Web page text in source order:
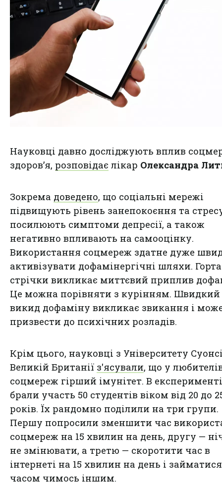
Науковці давно досліджують вплив
здоров’я, розповідає лікар Олександра
Зокрема доведено, що соціальні мережі
підвищують рівень занепокоєння та
посилюють симптоми депресії, а також
негативно впливають на самооцінку.
Використання соцмереж здатне дуже
активізувати дофамінергічні шляхи.
стрічки викликає миттєвий приплив
Це можна порівняти з курінням. Швидкий
викид дофаміну викликає звикання і
призвести до психічних розладів.
Крім цього, науковці з Університету
Великій Британії з'ясували, що у
соцмереж гірший імунітет. В експерименті
брали участь 50 студентів віком від 20 до
років. Їх рандомно поділили на три групи.
Першу попросили зменшити час
соцмереж на 15 хвилин на день, другу —
не змінювати, а третю — скоротити час в
інтернеті на 15 хвилин на день і
часом чимось іншим.